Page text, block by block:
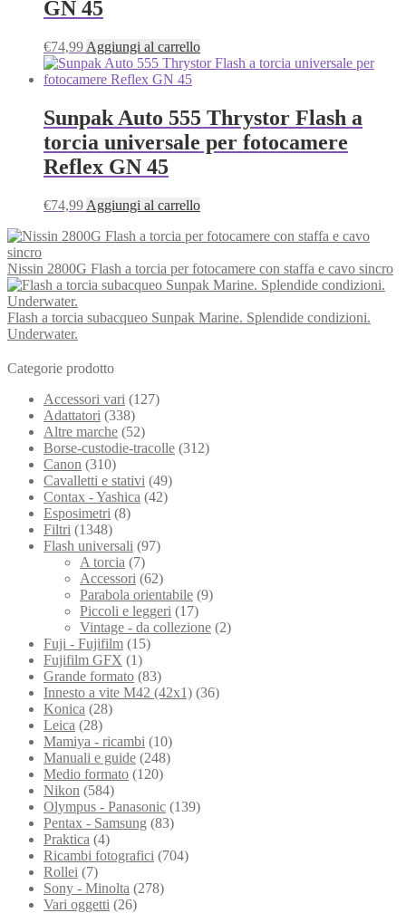
GN 45
€74,99 Aggiungi al carrello
Sunpak Auto 555 Thrystor Flash a
torcia universale per fotocamere
Reflex GN 45
€74,99 Aggiungi al carrello
Nissin 2800G Flash a torcia per fotocamere con staffa e cavo sincro
Flash a torcia subacqueo Sunpak Marine. Splendide condizioni.
Underwater.
Categorie prodotto
Accessori vari (127)
Adattatori (338)
Altre marche (52)
Borse-custodie-tracolle (312)
Canon (310)
Cavalletti e stativi (49)
Contax - Yashica (42)
Esposimetri (8)
Filtri (1348)
Flash universali (97)
A torcia (7)
Accessori (62)
Parabola orientabile (9)
Piccoli e leggeri (17)
Vintage - da collezione (2)
Fuji - Fujifilm (15)
Fujifilm GFX (1)
Grande formato (83)
Innesto a vite M42 (42x1) (36)
Konica (28)
Leica (28)
Mamiya - ricambi (10)
Manuali e guide (248)
Medio formato (120)
Nikon (584)
Olympus - Panasonic (139)
Pentax - Samsung (83)
Praktica (4)
Ricambi fotografici (704)
Rollei (7)
Sony - Minolta (278)
Vari oggetti (26)